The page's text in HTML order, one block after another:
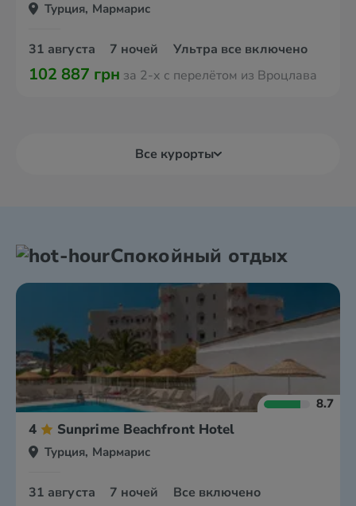
Турция, Мармарис
31 августа 7 ночей Ультра все включено
102 887 грн за 2-х с перелётом из Вроцлава
Все курорты
Спокойный отдых
8.7
4 Sunprime Beachfront Hotel
Турция, Мармарис
31 августа 7 ночей Все включено